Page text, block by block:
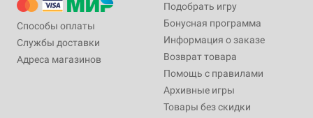
Способы оплаты
Службы доставки
Адреса магазинов
Подобрать игру
Бонусная программа
Информация о заказе
Возврат товара
Помощь с правилами
Архивные игры
Товары без скидки